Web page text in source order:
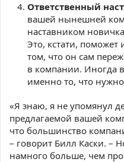
Ответственный
вашей нынешней
наставником
Это, кстати, поможет
том, что он сам
в компании. Иногда
именно то, что
«Я знаю, я не упомянул
предлагаемой вашей
что большинство
– говорит Билл Каски. –
намного больше, чем